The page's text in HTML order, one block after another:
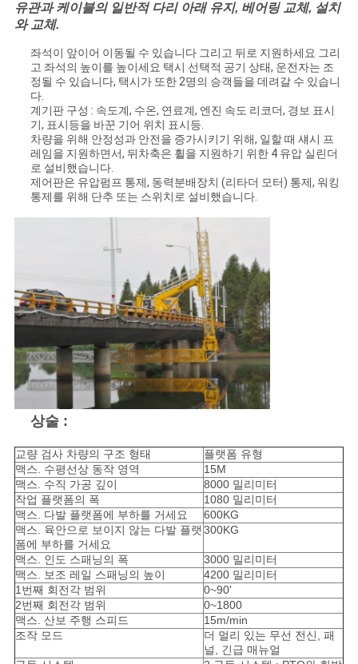
구
하
세
요
개
인
정
보
보
호
정
책
유관과 케이블의 일반적 다리 아래 유지, 베어링 교체, 설치
와 교체.
좌석이 앞이어 이동될 수 있습니다 그리고 뒤로 지원하세요 그리
고 좌석의 높이를 높이세요 택시 선택적 공기 상태, 운전자는 조
정될 수 있습니다, 택시가 또한 2명의 승객들을 데려갈 수 있습니
다.
계기판 구성 : 속도계, 수온, 연료계, 엔진 속도 리코더, 경보 표시
기, 표시등을 바꾼 기어 위치 표시등.
차량을 위해 안정성과 안전을 증가시키기 위해, 일할 때 섀시 프
레임을 지원하면서, 뒤차축은 휠을 지원하기 위한 4 유압 실린더
로 설비했습니다.
제어판은 유압펌프 통제, 동력분배장치 (리타더 모터) 통제, 워킹
통제를 위해 단추 또는 스위치로 설비했습니다.
상술 :
교량 검사 차량의 구조 형태
플랫폼 유형
맥스. 수평선상 동작 영역
15M
맥스. 수직 가공 깊이
8000 밀리미터
작업 플랫폼의 폭
1080 밀리미터
맥스. 다발 플랫폼에 부하를 거세요
600KG
맥스. 육안으로 보이지 않는 다발 플랫
폼에 부하를 거세요
300KG
맥스. 인도 스패닝의 폭
3000 밀리미터
맥스. 보조 레일 스패닝의 높이
4200 밀리미터
1번째 회전각 범위
0~90'
2번째 회전각 범위
0~1800
맥스. 산보 주행 스피드
15m/min
조작 모드
더 멀리 있는 무선 전신, 패
널, 긴급 매뉴얼